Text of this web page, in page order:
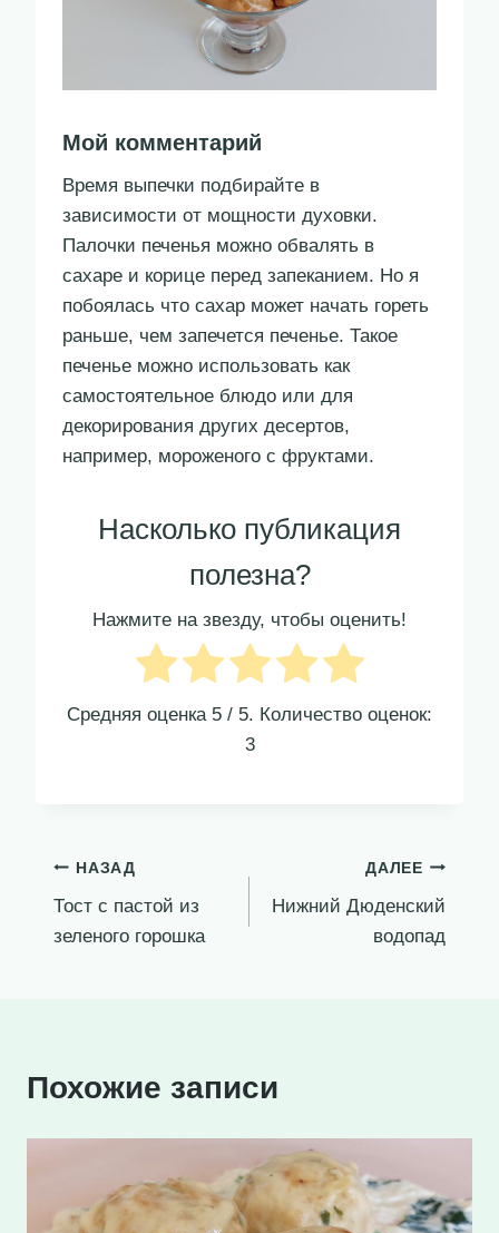
Мой комментарий
Время выпечки подбирайте в
зависимости от мощности духовки.
Палочки печенья можно обвалять в
сахаре и корице перед запеканием. Но я
побоялась что сахар может начать гореть
раньше, чем запечется печенье. Такое
печенье можно использовать как
самостоятельное блюдо или для
декорирования других десертов,
например, мороженого с фруктами.
Насколько публикация
полезна?
Нажмите на звезду, чтобы оценить!
Средняя оценка 5 / 5. Количество оценок:
3
Навигация
по
НАЗАД
Тост с пастой из
зеленого горошка
ДАЛЕЕ
Нижний Дюденский
водопад
Похожие записи